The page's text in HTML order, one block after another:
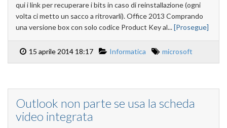
qui i link per recuperare i bits in caso di reinstallazione (ogni
volta ci metto un sacco a ritrovarli). Office 2013 Comprando
una versione box con solo codice Product Key al...[Prosegue]
15 aprile 2014 18:17 Informatica microsoft
Outlook non parte se usa la scheda
video integrata